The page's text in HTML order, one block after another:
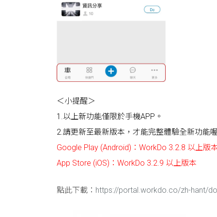
＜小提醒＞
1.以上新功能僅限於手機APP。
2.請更新至最新版本 ，才能完整體驗全新功能喔
Google Play (Android)：WorkDo 3.2.8 以上版
App Store (iOS)：WorkDo 3.2.9 以上版本
點此下載： https://portal.workdo.co/zh-hant/